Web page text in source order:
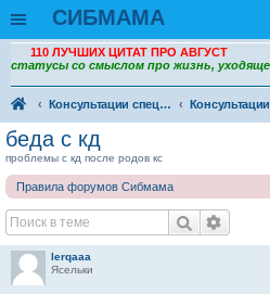
СИБМАМА
110 ЛУЧШИХ ЦИТАТ ПРО АВГУСТ
статусы со смыслом про жизнь,
Консультации специалистов
беда с кд
проблемы с кд после родов кс
Правила форумов Сибмама
lerqaaa
Ясельки